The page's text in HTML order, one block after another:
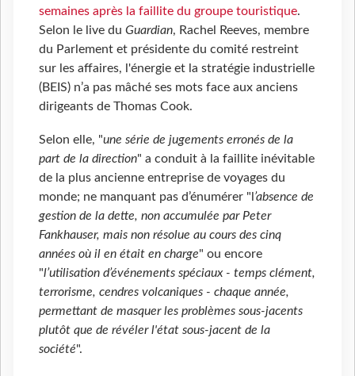
semaines après la faillite du groupe touristique.
Selon le live du Guardian, Rachel Reeves, membre
du Parlement et présidente du comité restreint
sur les affaires, l'énergie et la stratégie industrielle
(BEIS) n’a pas mâché ses mots face aux anciens
dirigeants de Thomas Cook.
Selon elle, "une série de jugements erronés de la
part de la direction" a conduit à la faillite inévitable
de la plus ancienne entreprise de voyages du
monde; ne manquant pas d’énumérer "l ’absence de
gestion de la dette, non accumulée par Peter
Fankhauser, mais non résolue au cours des cinq
années où il en était en charge" ou encore
"l’utilisation d’événements spéciaux - temps clément,
terrorisme, cendres volcaniques - chaque année,
permettant de masquer les problèmes sous-jacents
plutôt que de révéler l'état sous-jacent de la
société".